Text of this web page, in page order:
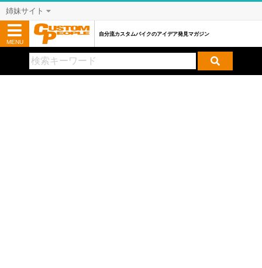
姉妹サイト
MENU
自分流カスタムバイクのアイデア発見マガジン